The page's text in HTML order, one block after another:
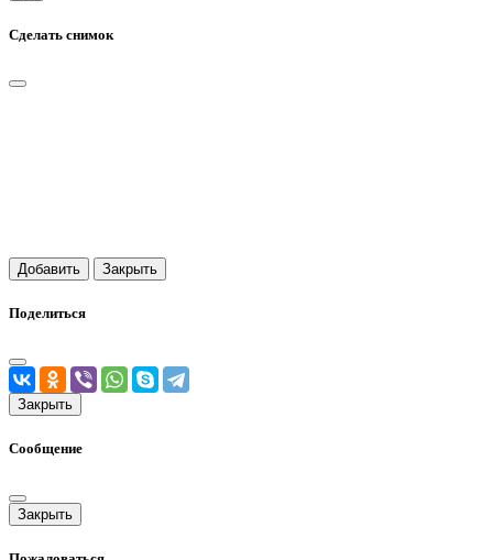
Сделать снимок
Добавить Закрыть
Поделиться
Закрыть
Сообщение
Закрыть